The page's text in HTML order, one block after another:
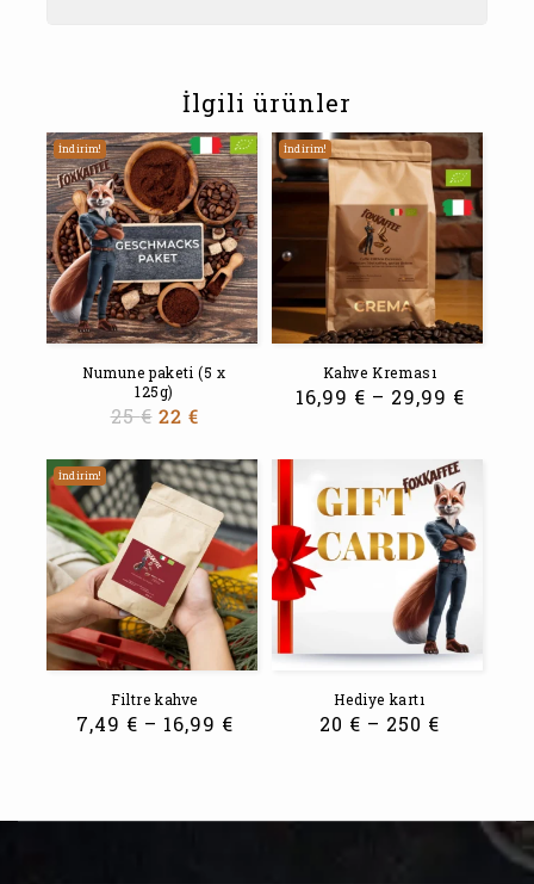
İlgili ürünler
İndirim!
Numune paketi (5 x
125g)
25€ 22 €
İndirim!
Kahve Kreması
16,99 € – 29,99 €
İndirim!
Filtre kahve
7,49 € – 16,99 €
Hediye kartı
20 € – 250 €